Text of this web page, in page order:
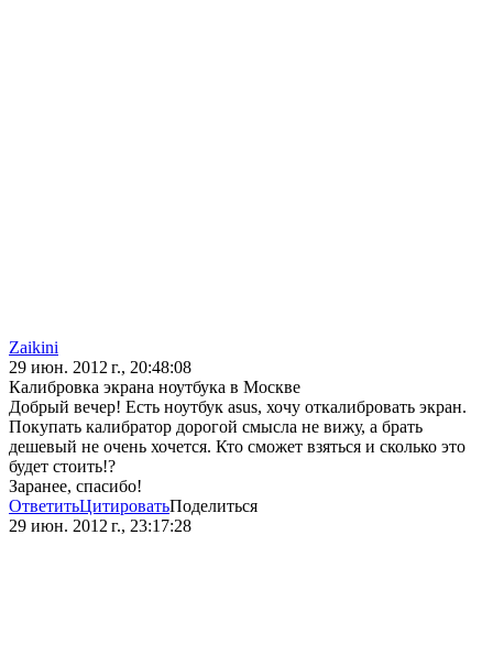
Zaikini
29 июн. 2012 г., 20:48:08
Калибровка экрана ноутбука в Москве
Добрый вечер! Есть ноутбук asus, хочу откалибровать экран.
Покупать калибратор дорогой смысла не вижу, а брать
дешевый не очень хочется. Кто сможет взяться и сколько это
будет стоить!?
Заранее, спасибо!
ОтветитьЦитироватьПоделиться
29 июн. 2012 г., 23:17:28